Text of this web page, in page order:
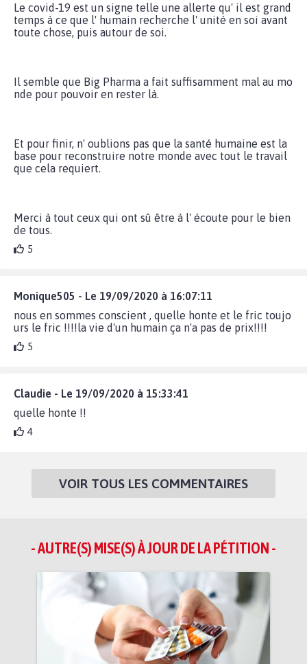
Le covid-19 est un signe telle une allerte qu' il est grand
temps à ce que l' humain recherche l' unité en soi avant
toute chose, puis autour de soi.
Il semble que Big Pharma a fait suffisamment mal au mo
nde pour pouvoir en rester là.
Et pour finir, n' oublions pas que la santé humaine est la
base pour reconstruire notre monde avec tout le travail
que cela requiert.
Merci à tout ceux qui ont sû être à l' écoute pour le bien
de tous.
5
Monique505 - Le 19/09/2020 à 16:07:11
nous en sommes conscient , quelle honte et le fric toujo
urs le fric !!!!la vie d'un humain ça n'a pas de prix!!!!
5
Claudie - Le 19/09/2020 à 15:33:41
quelle honte !!
4
VOIR TOUS LES COMMENTAIRES
- AUTRE(S) MISE(S) À JOUR DE LA PÉTITION -